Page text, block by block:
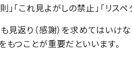
「これ見よがしの禁止」「リスペ
見返り（感謝）を求めてはいけな
もつことが重要だといいます。